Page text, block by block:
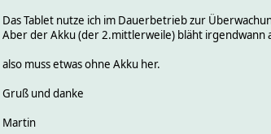
Das Tablet nutze ich im Dauerbetrieb zur
Aber der Akku (der 2.mittlerweile) bläht irgendwann
also muss etwas ohne Akku her.
Gruß und danke
Martin